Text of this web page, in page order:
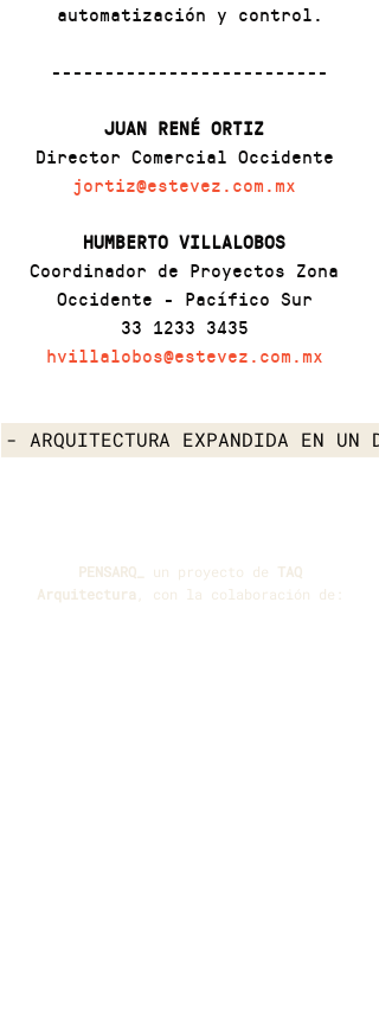
automatización y control.
--------------------------
JUAN RENÉ ORTIZ
Director Comercial Occidente
jortiz@estevez.com.mx
HUMBERTO VILLALOBOS
Coordinador de Proyectos Zona
Occidente - Pacífico Sur
33 1233 3435
hvillalobos@estevez.com.mx
- ARQUITECTURA EXPANDIDA EN UN
PENSARQ_ un proyecto de TAQ
Arquitectura , con la colaboración de: